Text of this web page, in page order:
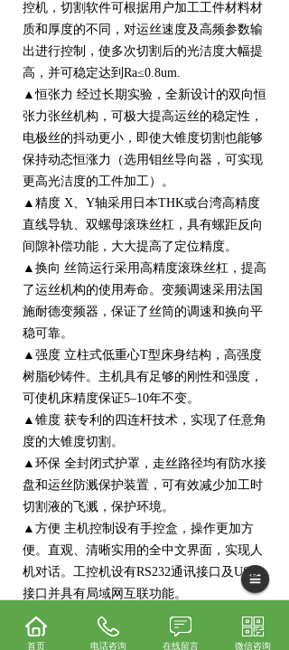
控机，切割软件可根据用户加工工件材料材
质和厚度的不同，对运丝速度及高频参数输
出进行控制，使多次切割后的光洁度大幅提
高，并可稳定达到Ra≤0.8um.
▲恒张力 经过长期实验，全新设计的双向恒
张力张丝机构，可极大提高运丝的稳定性，
电极丝的抖动更小，即使大锥度切割也能够
保持动态恒涨力（选用钼丝导向器，可实现
更高光洁度的工件加工）。
▲精度 X、Y轴采用日本THK或台湾高精度
直线导轨、双螺母滚珠丝杠，具有螺距反向
间隙补偿功能，大大提高了定位精度。
▲换向 丝筒运行采用高精度滚珠丝杠，提高
了运丝机构的使用寿命。变频调速采用法国
施耐德变频器，保证了丝筒的调速和换向平
稳可靠。
▲强度 立柱式低重心T型床身结构，高强度
树脂砂铸件。主机具有足够的刚性和强度，
可使机床精度保证5–10年不变。
▲锥度 获专利的四连杆技术，实现了任意角
度的大锥度切割。
▲环保 全封闭式护罩，走丝路径均有防水接
盘和运丝防溅保护装置，可有效减少加工时
切割液的飞溅，保护环境。
▲方便 主机控制设有手控盒，操作更加方
便。直观、清晰实用的全中文界面，实现人
机对话。工控机设有RS232通讯接口及USB
接口并具有局域网互联功能。
▲润滑 整机采用中心润滑系统，可使操作人
员轻松的对机床进行日常保养，延长机床的
首页 电话咨询 在线留言 微信咨询